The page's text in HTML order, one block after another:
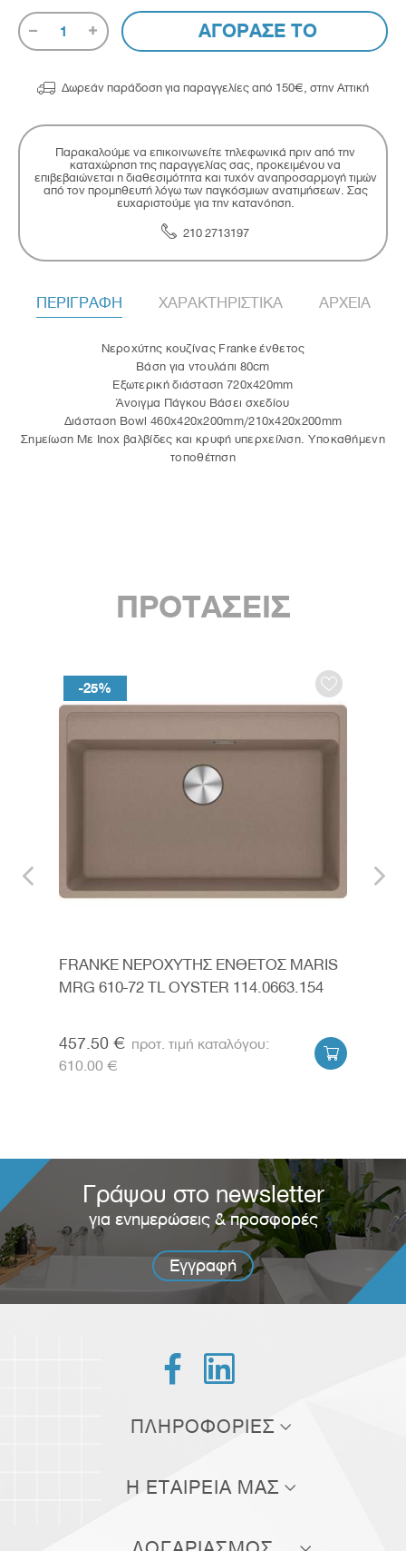
1 ΑΓΟΡΑΣΕ ΤΟ
 Δωρεάν παράδοση για παραγγελίες από 150€, στην Αττική
Παρακαλούμε να επικοινωνείτε τηλεφωνικά πριν από την
καταχώρηση της παραγγελίας σας, προκειμένου να
επιβεβαιώνεται η διαθεσιμότητα και τυχόν αναπροσαρμογή τιμών
από τον προμηθευτή λόγω των παγκόσμιων ανατιμήσεων. Σας
ευχαριστούμε για την κατανόηση.
210 2713197
ΠΕΡΙΓΡΑΦΗ ΧΑΡΑΚΤΗΡΙΣΤΙΚΑ ΑΡΧΕΙΑ
Νεροχύτης κουζίνας Franke ένθετος
Βάση για ντουλάπι 80cm
Εξωτερική διάσταση 720x420mm
Άνοιγμα Πάγκου Βάσει σχεδίου
∆ιάσταση Bowl 460x420x200mm/210x420x200mm
Σημείωση Με Inox βαλβίδες και κρυφή υπερχείλιση. Υποκαθήμενη
τοποθέτηση
ΠΡΟΤΑΣΕΙΣ
-25%
FRANKE ΝΕΡΟΧΥΤΗΣ ΕΝΘΕΤΟΣ MARIS
MRG 610-72 TL OYSTER 114.0663.154
457.50 €
610.00 €

Γράψου στο newsletter
για ενημερώσεις & προσφορές
Εγγραφή
 
ΠΛΗΡΟΦΟΡΙΕΣ
Η ΕΤΑΙΡΕΙΑ ΜΑΣ